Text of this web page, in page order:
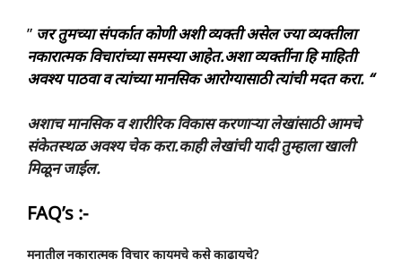
” जर तुमच्या संपर्कात कोणी अशी व्यक्ती असेल ज्या व्यक्तीला
नकारात्मक विचारांच्या समस्या आहेत.अशा व्यक्तींना हि माहिती
अवश्य पाठवा व त्यांच्या मानसिक आरोग्यासाठी त्यांची मदत करा. “
अशाच मानसिक व शारीरिक विकास करणाऱ्या लेखांसाठी आमचे
संकेतस्थळ अवश्य चेक करा.काही लेखांची यादी तुम्हाला खाली
मिळून जाईल.
FAQ’s :-
मनातील नकारात्मक विचार कायमचे कसे काढायचे?